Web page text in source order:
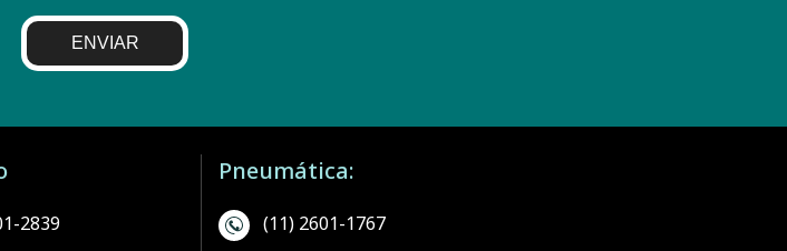
ENVIAR
2839
Pneumática:
(11) 2601-1767